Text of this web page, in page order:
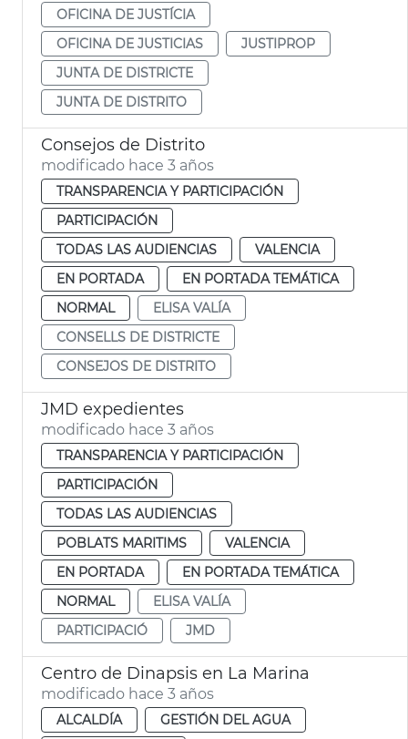
OFICINA DE JUSTÍCIA
OFICINA DE JUSTICIAS
JUSTIPROP
JUNTA DE DISTRICTE
JUNTA DE DISTRITO
Consejos de Distrito
modificado hace 3 años
TRANSPARENCIA Y PARTICIPACIÓN
PARTICIPACIÓN
TODAS LAS AUDIENCIAS
VALENCIA
EN PORTADA
EN PORTADA TEMÁTICA
NORMAL
ELISA VALÍA
CONSELLS DE DISTRICTE
CONSEJOS DE DISTRITO
JMD expedientes
modificado hace 3 años
TRANSPARENCIA Y PARTICIPACIÓN
PARTICIPACIÓN
TODAS LAS AUDIENCIAS
POBLATS MARITIMS
VALENCIA
EN PORTADA
EN PORTADA TEMÁTICA
NORMAL
ELISA VALÍA
PARTICIPACIÓ
JMD
Centro de Dinapsis en La Marina
modificado hace 3 años
ALCALDÍA
GESTIÓN DEL AGUA